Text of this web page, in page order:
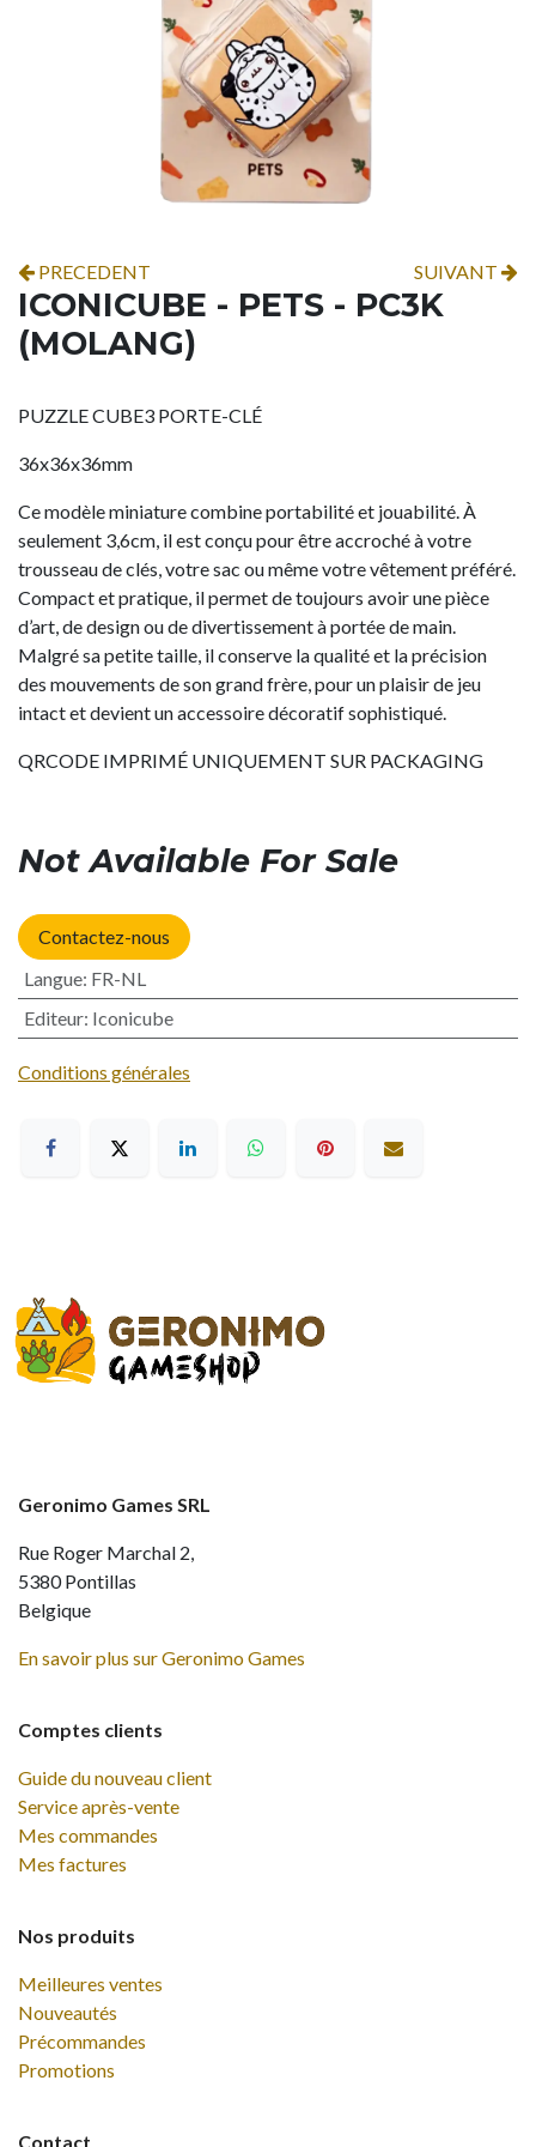
PRECEDENT SUIVANT
ICONICUBE - PETS - PC3K
(MOLANG)
PUZZLE CUBE3 PORTE-CLÉ
36x36x36mm
Ce modèle miniature combine portabilité et jouabilité. À
seulement 3,6cm, il est conçu pour être accroché à votre
trousseau de clés, votre sac ou même votre vêtement préféré.
Compact et pratique, il permet de toujours avoir une pièce
d’art, de design ou de divertissement à portée de main.
Malgré sa petite taille, il conserve la qualité et la précision
des mouvements de son grand frère, pour un plaisir de jeu
intact et devient un accessoire décoratif sophistiqué.
QRCODE IMPRIMÉ UNIQUEMENT SUR PACKAGING
Not Available For Sale
Contactez-nous
Langue: FR-NL
Editeur: Iconicube
Conditions générales
Comptes clients
Guide du nouveau client
Service après-vente
Mes commandes
Mes factures
Nos produits
Meilleures ventes
Nouveautés
Précommandes
Promotions
Contact
Geronimo Games SRL
Rue Roger Marchal 2,
5380 Pontillas
Belgique
En savoir plus sur Geronimo Games